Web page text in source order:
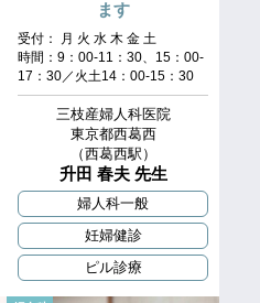
ます
受付： 月 火 水 木 金 土
時間：9：00‐11：30、15：00‐
17：30／火土14：00‐15：30
三枝産婦人科医院
東京都西葛西
（西葛西駅）
升田 春夫 先生
婦人科一般
妊婦健診
ピル診療